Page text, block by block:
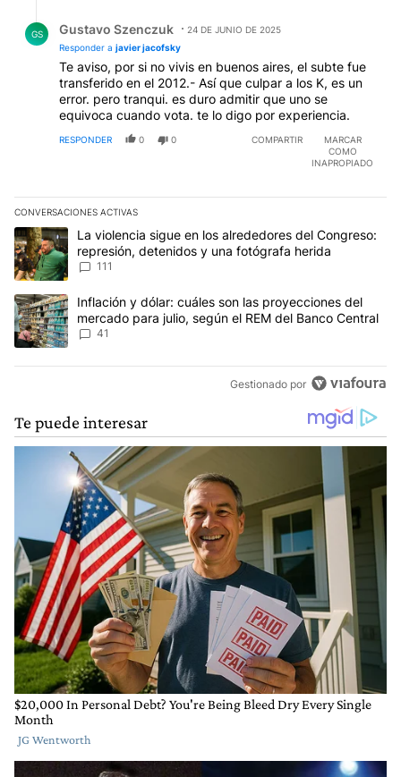
GS Gustavo Szenczuk
24 DE JUNIO DE 2025
Responder a javier jacofsky
Te aviso, por si no vivis en buenos aires, el subte fue
transferido en el 2012.- Así que culpar a los K, es un
error. pero tranqui. es duro admitir que uno se
equivoca cuando vota. te lo digo por experiencia.
RESPONDER 0 0 COMPARTIR
MARCAR
COMO
INAPROPIADO
CONVERSACIONES ACTIVAS
Este listado muestra los artículos con más comentarios en los
Un artículo de tendencia con el título "La violencia sigue en los
La violencia sigue en los alrededores del Congreso:
represión, detenidos y una fotógrafa herida
111
Un artículo de tendencia con el título "Inflación y dólar: cuáles
Inflación y dólar: cuáles son las proyecciones del
mercado para julio, según el REM del Banco Central
41
Gestionado por